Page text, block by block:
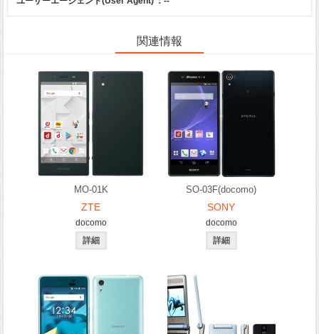
関連情報
MO-01K
ZTE
docomo
SO-03F(docomo)
SONY
docomo